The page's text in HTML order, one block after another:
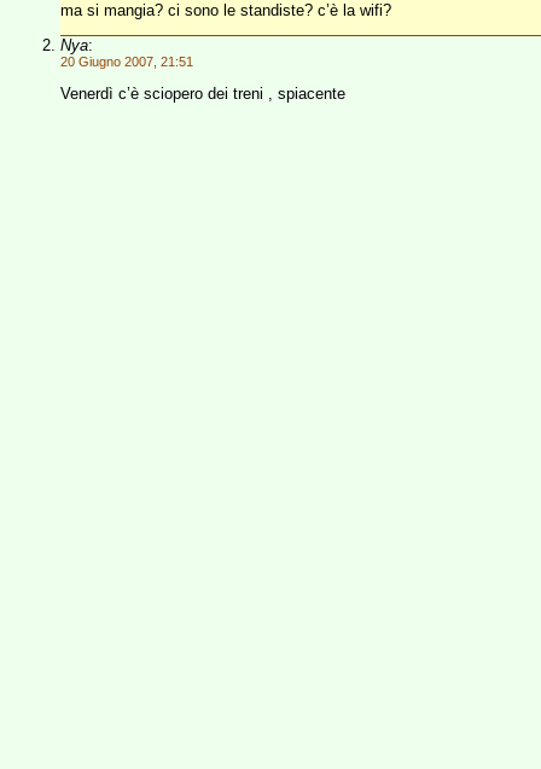
ma si mangia? ci sono le standiste? c’è la wifi?
Nya:
20 Giugno 2007, 21:51
Venerdì c’è sciopero dei treni , spiacente